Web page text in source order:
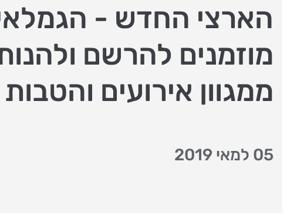
הארצי החדש -
מוזמנים להרשם
ממגוון אירועים והטבות
05 למאי 2019